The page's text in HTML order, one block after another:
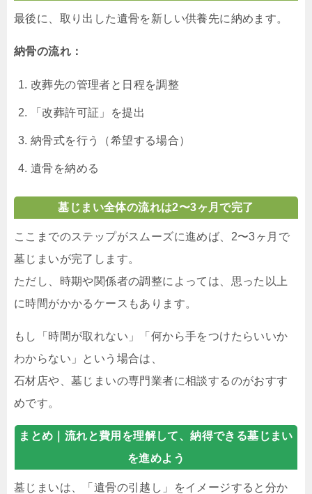
最後に、取り出した遺骨を新しい供養先に納めます。
納骨の流れ：
改葬先の管理者と日程を調整
「改葬許可証」を提出
納骨式を行う（希望する場合）
遺骨を納める
墓じまい全体の流れは2〜3ヶ月で完了
ここまでのステップがスムーズに進めば、2〜3ヶ月で
墓じまいが完了します。
ただし、時期や関係者の調整によっては、思った以上
に時間がかかるケースもあります。
もし「時間が取れない」「何から手をつけたらいいか
わからない」という場合は、
石材店や、墓じまいの専門業者に相談するのがおすす
めです。
まとめ｜ 流れと費用を理解して、納得できる墓じまい
を進めよう
墓じまいは、「遺骨の引越し」をイメージすると分か